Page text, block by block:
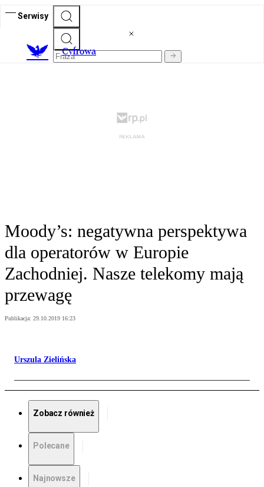
Serwisy
Cyfrowa
Moody’s: negatywna perspektywa
dla operatorów w Europie
Zachodniej. Nasze telekomy mają
przewagę
Publikacja: 29.10.2019 16:23
Urszula Zielińska
Zobacz również
Polecane
Najnowsze